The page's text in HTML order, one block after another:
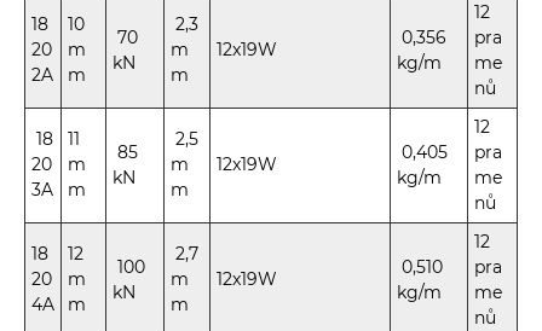
18
20
2A
10
m
m
70
kN
2,3
m
m
12x19W
0,356
kg/m
12
pra
me
nů
18
20
3A
11
m
m
85
kN
2,5
m
m
12x19W
0,405
kg/m
12
pra
me
nů
18
20
4A
12
m
m
100
kN
2,7
m
m
12x19W
0,510
kg/m
12
pra
me
nů